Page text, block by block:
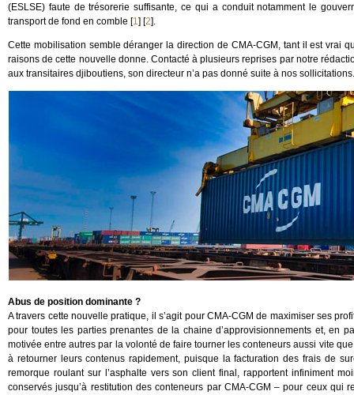
(ESLSE) faute de trésorerie suffisante, ce qui a conduit notamment le
transport de fond en comble [1] [2].
Cette mobilisation semble déranger la direction de CMA-CGM, tant il est vrai
raisons de cette nouvelle donne. Contacté à plusieurs reprises par notre
aux transitaires djiboutiens, son directeur n’a pas donné suite à nos sollicitations.
Abus de position dominante ?
A travers cette nouvelle pratique, il s’agit pour CMA-CGM de maximiser ses
pour toutes les parties prenantes de la chaine d’approvisionnements et, en
motivée entre autres par la volonté de faire tourner les conteneurs aussi vite
à retourner leurs contenus rapidement, puisque la facturation des frais de
remorque roulant sur l’asphalte vers son client final, rapportent infiniment
conservés jusqu’à restitution des conteneurs par CMA-CGM – pour ceux